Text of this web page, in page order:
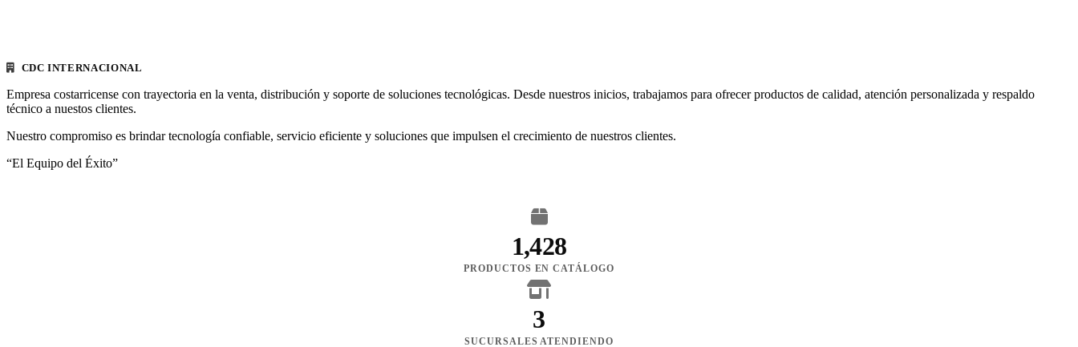
CDC INTERNACIONAL
Empresa costarricense con trayectoria en la venta, distribución y soporte de soluciones tecnológicas. Desde nuestros inicios, trabajamos para ofrecer productos de calidad, atención personalizada y respaldo
técnico a nuestos clientes.
Nuestro compromiso es brindar tecnología confiable, servicio eficiente y soluciones que impulsen el crecimiento de nuestros clientes.
“El Equipo del Éxito”
1,428
PRODUCTOS EN CATÁLOGO
3
SUCURSALES ATENDIENDO